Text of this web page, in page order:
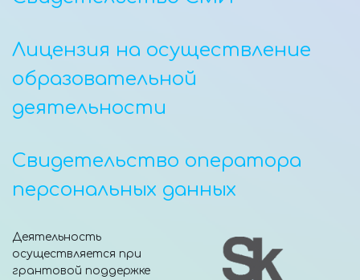
Лицензия на осуществление
образовательной
деятельности
Свидетельство оператора
персональных данных
Деятельность
осуществляется при
грантовой поддержке